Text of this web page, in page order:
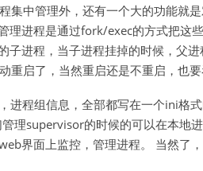
集中管理外，还有一个大的功能就
理进程是通过fork/exec的方式把这
子进程，当子进程挂掉的时候，父
重启了，当然重启还是不重启，也
进程组信息，全部都写在一个ini格
理supervisor的时候的可以在本地
界面上监控，管理进程。 当然了